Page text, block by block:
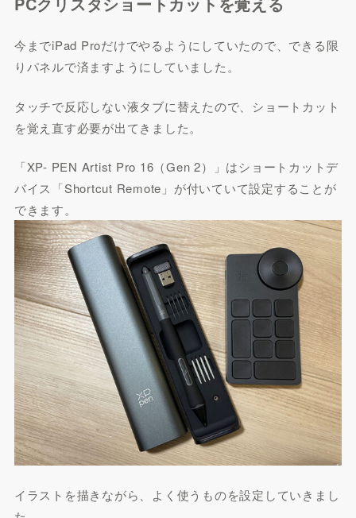
今までiPad Proだけでやるようにしていたので、できる限
りパネルで済ますようにしていました。
タッチで反応しない液タブに替えたので、ショートカット
を覚え直す必要が出てきました。
「XP- PEN Artist Pro 16（Gen 2）」はショートカットデ
バイス「Shortcut Remote」が付いていて設定することが
できます。
イラストを描きながら、よく使うものを設定していきまし